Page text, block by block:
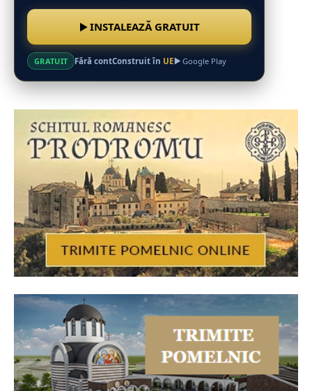
INSTALEAZĂ GRATUIT
GRATUIT Fără contConstruit în UE Google Play